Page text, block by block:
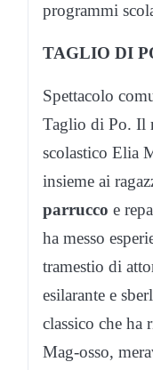
programmi
TAGLIO DI
Spettacolo
Taglio di Po. Il
scolastico Elia
insieme ai
parrucco e
ha messo
tramestio di
esilarante e
classico che ha
Mag-osso,